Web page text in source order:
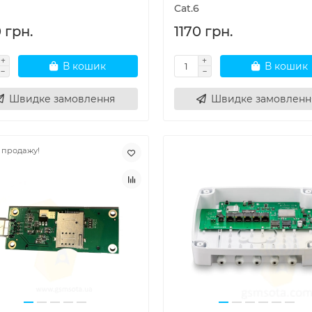
грн.
В кошик
Швидке замовлення
Cat.6
1170 грн.
В кошик
Швидке
продажу!